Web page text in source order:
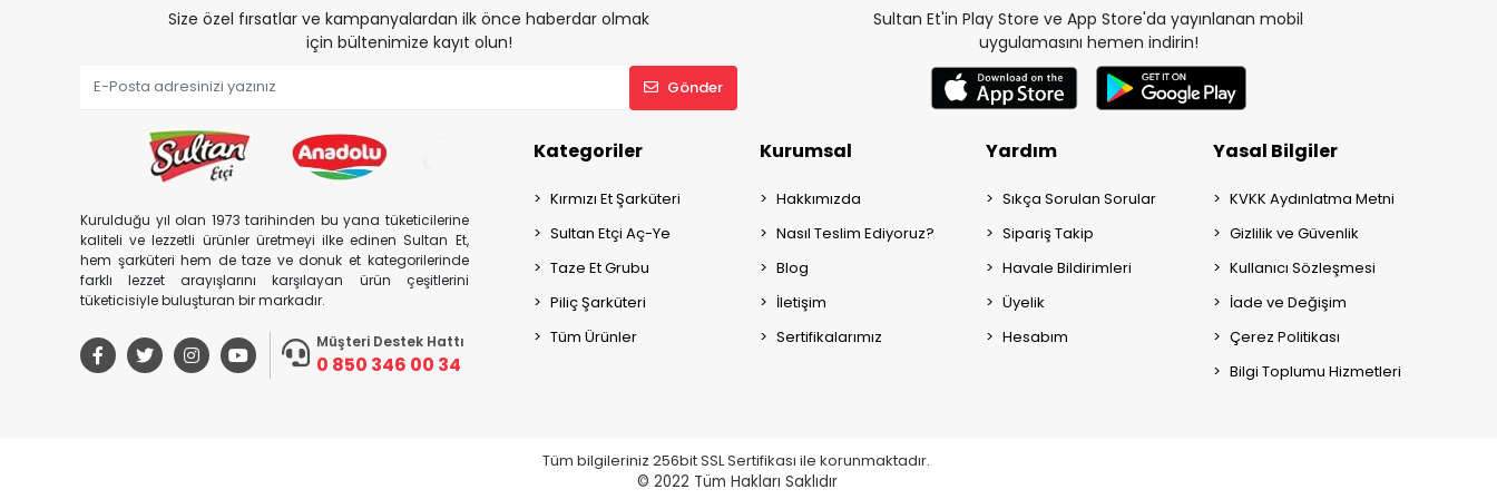
Size özel fırsatlar ve kampanyalardan ilk önce haberdar olmak
için bültenimize kayıt olun!
Gönder
Sultan Et'in Play Store ve App Store'da yayınlanan mobil
uygulamasını hemen indirin!
Kurulduğu yıl olan 1973 tarihinden bu yana tüketicilerine
kaliteli ve lezzetli ürünler üretmeyi ilke edinen Sultan Et,
hem şarküteri hem de taze ve donuk et kategorilerinde
farklı lezzet arayışlarını karşılayan ürün çeşitlerini
tüketicisiyle buluşturan bir markadır.
Müşteri Destek Hattı
0 850 346 00 34
Kategoriler
Kırmızı Et Şarküteri
Sultan Etçi Aç-Ye
Taze Et Grubu
Piliç Şarküteri
Tüm Ürünler
Kurumsal
Hakkımızda
Nasıl Teslim Ediyoruz?
Blog
İletişim
Sertifikalarımız
Yardım
Sıkça Sorulan Sorular
Sipariş Takip
Havale Bildirimleri
Üyelik
Hesabım
Yasal Bilgiler
KVKK Aydınlatma Metni
Gizlilik ve Güvenlik
Kullanıcı Sözleşmesi
İade ve Değişim
Çerez Politikası
Bilgi Toplumu Hizmetleri
Tüm bilgileriniz 256bit SSL Sertifikası ile korunmaktadır.
© 2022 Tüm Hakları Saklıdır